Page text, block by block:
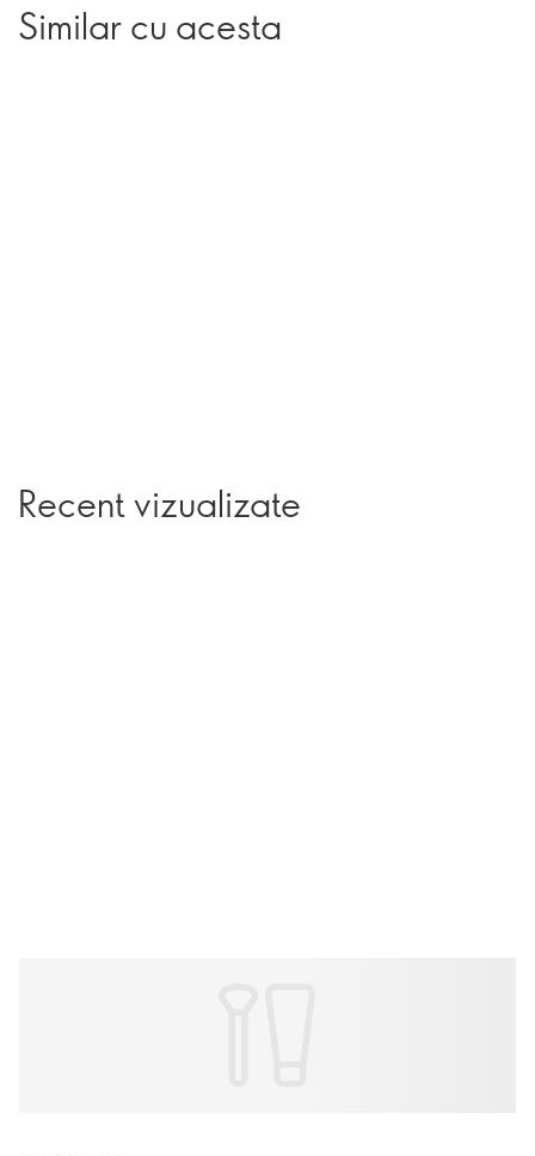
Similar cu acesta
Recent vizualizate